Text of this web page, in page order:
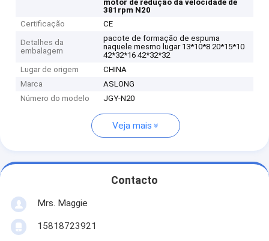
motor de redução da velocidade de
381rpm N20
Certificação
CE
Detalhes da
embalagem
pacote de formação de espuma
naquele mesmo lugar 13*10*8 20*15*10
42*32*16 42*32*32
Lugar de origem
CHINA
Marca
ASLONG
Número do modelo
JGY-N20
Veja mais
Contacto
Mrs. Maggie
15818723921